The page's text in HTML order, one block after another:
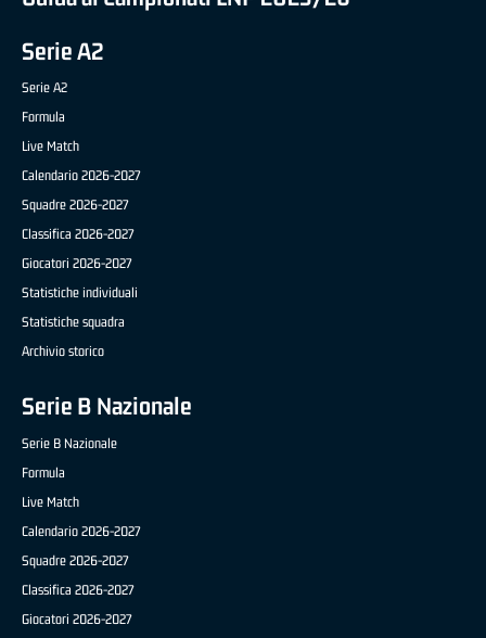
Serie A2
Serie A2
Formula
Live Match
Calendario 2026-2027
Squadre 2026-2027
Classifica 2026-2027
Giocatori 2026-2027
Statistiche individuali
Statistiche squadra
Archivio storico
Serie B Nazionale
Serie B Nazionale
Formula
Live Match
Calendario 2026-2027
Squadre 2026-2027
Classifica 2026-2027
Giocatori 2026-2027